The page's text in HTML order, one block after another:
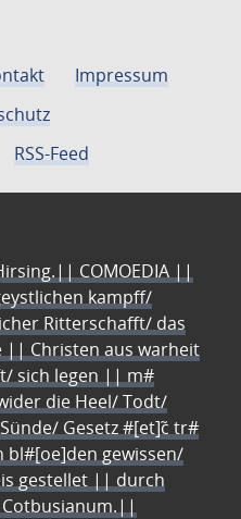
Impressum
RSS-Feed
COMOEDIA ||
kampff/
Ritterschafft/ das
|| Christen aus warheit
sich legen || m#
die Heel/ Todt/
Gesetz #[et]c̃ tr#
gewissen/
gestellet || durch